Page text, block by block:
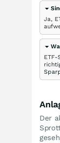
Ja,
ETF-
Der